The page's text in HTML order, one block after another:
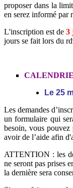
proposer dans la
en serez informé par
L'inscription est de 3
jours se fait lors du
Le 25
Les demandes
un formulaire qui
besoin, vous
avoir de l’aide afin
ATTENTION : les
ne seront pas prises
la dernière sera